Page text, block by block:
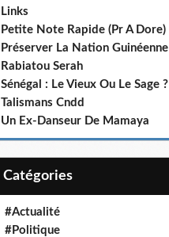
Links
Petite Note Rapide (Pr A Dore)
Préserver La Nation Guinéenne
Rabiatou Serah
Sénégal : Le Vieux Ou Le Sage ?
Talismans Cndd
Un Ex-Danseur De Mamaya
Catégories
#Actualité
#Politique